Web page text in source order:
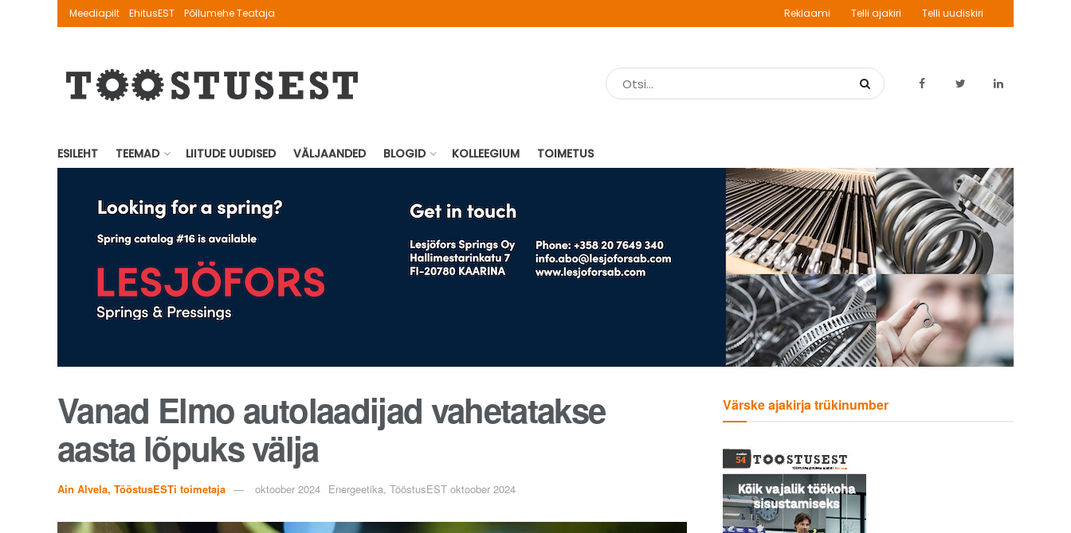
Meediapilt EhitusEST Põllumehe Teataja Reklaami Telli ajakiri Telli uudiskiri
ESILEHT TEEMAD LIITUDE UUDISED VÄLJAANDED BLOGID KOLLEEGIUM TOIMETUS
Vanad Elmo autolaadijad vahetatakse
aasta lõpuks välja
Ain Alvela, TööstusESTi toimetaja oktoober 2024 Energeetika, TööstusEST oktoober 2024
Värske ajakirja trükinumber